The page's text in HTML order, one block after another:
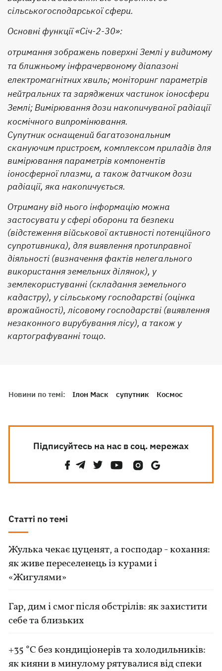
сільськогосподарської сфери.
Основні функції «Січ-2-30»:
отримання зображень поверхні Землі у видимому
та ближньому інфрачервоному діапазоні
електромагнітних хвиль; моніторинг параметрів
нейтральних та заряджених частинок іоносфери
Землі; Вимірювання дози накопичуваної радіації
космічного випромінювання.
Супутник оснащений багатозональним
скануючим пристроєм, комплексом приладів для
вимірювання параметрів компонентів
іоносферної плазми, а також датчиком дози
радіації, яка накопичується.
Отриману від нього інформацію можна
застосувати у сфері оборони та безпеки
(відстеження військової активності потенційного
супротивника), для виявлення протиправної
діяльності (визначення фактів нелегального
використання земельних ділянок), у
землекористуванні (складання земельного
кадастру), у сільському господарстві (оцінка
врожайності), лісовому господарстві (виявлення
незаконного вирубування лісу), а також у
картографуванні тощо.
Новини по темі: Ілон Маск супутник Космос
Підписуйтесь на нас в соц. мережах
Статті по темі
Жулька чекає цуценят, а господар - кохання:
як живе переселенець із курами і
«Жигулями»
Гар, дим і смог після обстрілів: як захистити
себе та близьких
+35 °C без кондиціонерів та холодильників:
як кияни в минулому рятувалися від спеки